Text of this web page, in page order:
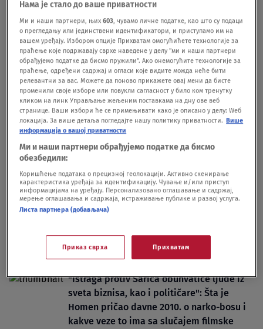
Srbija
HRONIKA10.06.24. 3
Raspisuje se poternica za Slobodanom
Homenom: Tužilaštvo se oglasilo povodom
krađe ordenja
HRONIKA22.03.24.
Slobodan Homen između Šarića i
ukradenog ordenja?
"Istraga protiv Šarića obuhvatiće ljude iz
sveta biznisa, kao i političare": Šta je
Homen pričao davne 2010. o narko-bosu i
kakve veze to ima sa slučajem filmske
Нама је стало до ваше приватности
Ми и наши партнери, њих603, чувамо личне податке, као што су подаци
о прегледању или јединствени идентификатори, и приступамо им на
вашем уређају. Избором опције Прихватам омогућићете технологије за
праћење које подржавају сврхе наведене у делу "ми и наши партнери
обрађујемо податке да бисмо пружили". Ако онемогућите технологије за
праћење, одређени садржај и огласи које видите можда неће бити
релевантни за вас. Можете да поново прикажете овај мени да бисте
променили своје изборе или повукли сагласност у било ком тренутку
кликом на линк Управљање жељеним поставкама на дну ове веб
странице. Ваши избори ће се примењивати како је описано у делу: Wеб
локација. За више детаља погледајте нашу политику приватности. Више
информација о вашој приватности
Ми и наши партнери обрађујемо податке да бисмо
обезбедили:
Коришћење података о прецизној геолокацији. Активно скенирање
карактеристика уређаја за идентификацију. Чување и/или приступ
информацијама на уређају. Персонализовано оглашавање и садржај,
мерење оглашавања и садржаја, истраживање публике и развој услуга.
Листа партнера (добављача)
Приказ сврха Прихватам